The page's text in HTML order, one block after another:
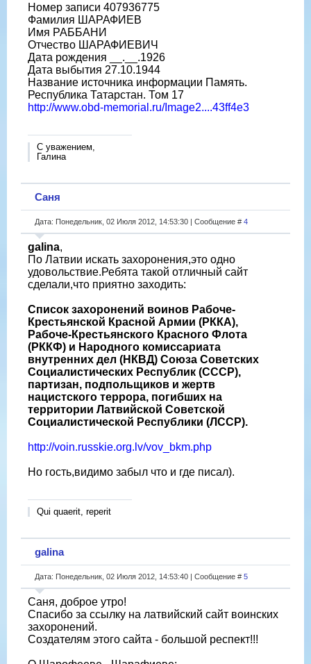
Номер записи 407936775
Фамилия ШАРАФИЕВ
Имя РАББАНИ
Отчество ШАРАФИЕВИЧ
Дата рождения __.__.1926
Дата выбытия 27.10.1944
Название источника информации Память.
Республика Татарстан. Том 17
http://www.obd-memorial.ru/Image2....43ff4e3
С уважением,
Галина
Саня
Дата: Понедельник, 02 Июля 2012, 14:53:30 | Сообщение # 4
galina,
По Латвии искать захоронения,это одно
удовольствие.Ребята такой отличный сайт
сделали,что приятно заходить:
Список захоронений воинов Рабоче-
Крестьянской Красной Армии (РККА),
Рабоче-Крестьянского Красного Флота
(РККФ) и Народного комиссариата
внутренних дел (НКВД) Союза Советских
Социалистических Республик (СССР),
партизан, подпольщиков и жертв
нацистского террора, погибших на
территории Латвийской Советской
Социалистической Республики (ЛССР).
http://voin.russkie.org.lv/vov_bkm.php
Но гость,видимо забыл что и где писал).
Qui quaerit, reperit
galina
Дата: Понедельник, 02 Июля 2012, 14:53:40 | Сообщение # 5
Саня, доброе утро!
Спасибо за ссылку на латвийский сайт воинских
захоронений.
Создателям этого сайта - большой респект!!!